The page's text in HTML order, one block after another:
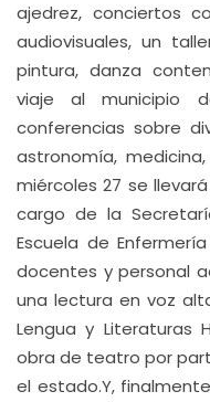
ajedrez, conciertos
audiovisuales, un
pintura, danza
viaje al municipio
conferencias sobre
astronomía,
miércoles 27 se
cargo de la
Escuela de
docentes y personal
una lectura en voz
Lengua y Literaturas
obra de teatro por
el estado.Y,